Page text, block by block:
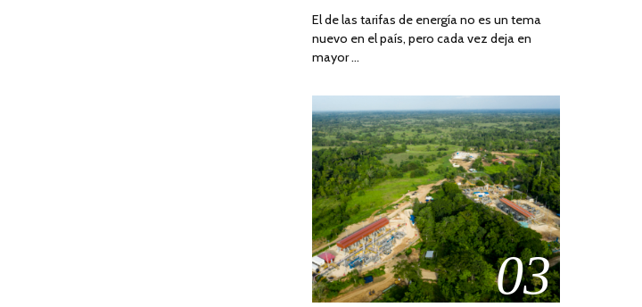
DE
2022
El de las tarifas de energía no es un tema
nuevo en el país, pero cada vez deja en
mayor …
03